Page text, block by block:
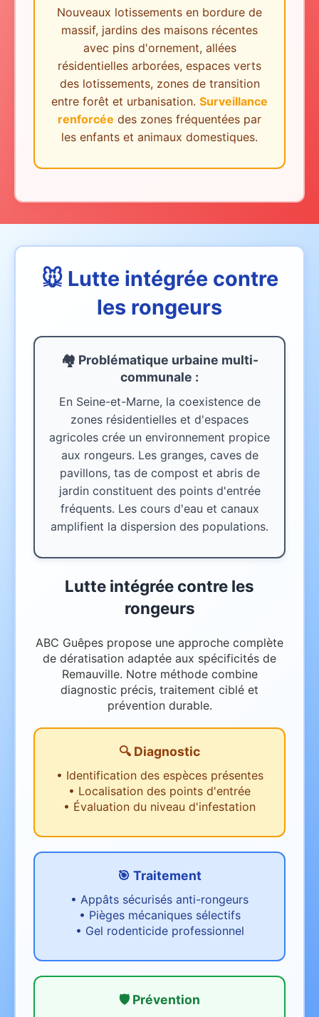
Nouveaux lotissements en bordure de
massif, jardins des maisons récentes
avec pins d'ornement, allées
résidentielles arborées, espaces verts
des lotissements, zones de transition
entre forêt et urbanisation. Surveillance
renforcée des zones fréquentées par
les enfants et animaux domestiques.
🐭 Lutte intégrée contre
les rongeurs
🏘️ Problématique urbaine multi-
communale :
En Seine-et-Marne, la coexistence de
zones résidentielles et d'espaces
agricoles crée un environnement propice
aux rongeurs. Les granges, caves de
pavillons, tas de compost et abris de
jardin constituent des points d'entrée
fréquents. Les cours d'eau et canaux
amplifient la dispersion des populations.
Lutte intégrée contre les
rongeurs
ABC Guêpes propose une approche complète
de dératisation adaptée aux spécificités de
Remauville. Notre méthode combine
diagnostic précis, traitement ciblé et
prévention durable.
🔍 Diagnostic
• Identification des espèces présentes
• Localisation des points d'entrée
• Évaluation du niveau d'infestation
🎯 Traitement
• Appâts sécurisés anti-rongeurs
• Pièges mécaniques sélectifs
• Gel rodenticide professionnel
🛡️ Prévention